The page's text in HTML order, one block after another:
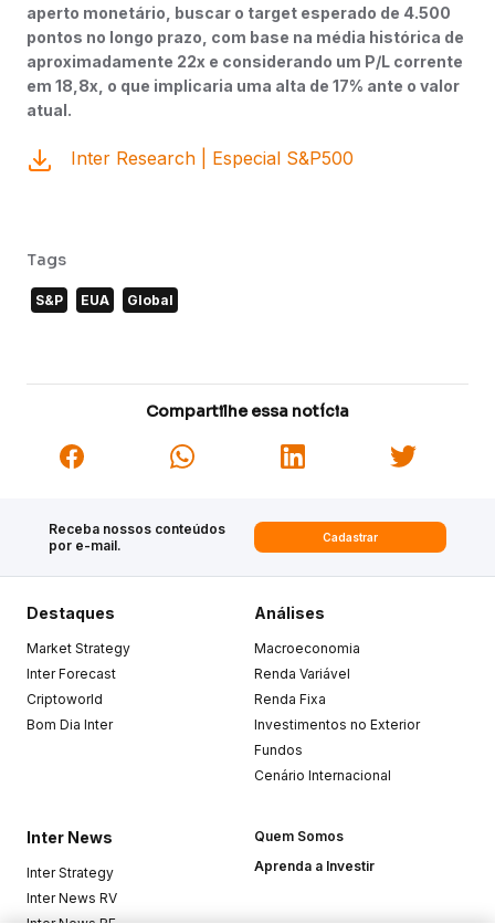
aperto monetário, buscar o target esperado de 4.500
pontos no longo prazo, com base na média histórica de
aproximadamente 22x e considerando um P/L corrente
em 18,8x, o que implicaria uma alta de 17% ante o valor
atual.
Inter Research | Especial S&P500
Tags
S&P EUA Global
Compartilhe essa notícia
Receba nossos conteúdos
por e-mail.
Cadastrar
Destaques
Market Strategy
Inter Forecast
Criptoworld
Bom Dia Inter
Análises
Macroeconomia
Renda Variável
Renda Fixa
Investimentos no Exterior
Fundos
Cenário Internacional
Inter News
Inter Strategy
Inter News RV
Quem Somos
Aprenda a Investir